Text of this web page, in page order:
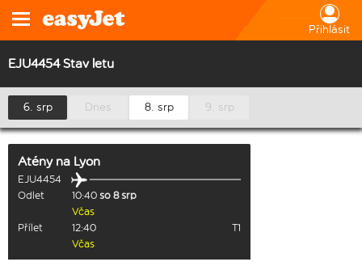
Přihlásit
EJU4454 Stav letu
6. srp Dnes 8. srp 9. srp
Atény na Lyon
EJU4454
Odlet
10:40 so 8 srp
Včas
Přílet
12:40
T1
Včas